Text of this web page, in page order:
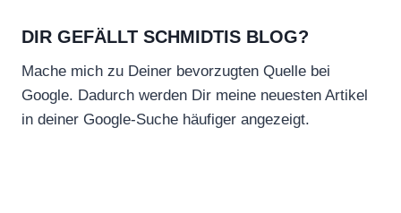
DIR GEFÄLLT SCHMIDTIS BLOG?
Mache mich zu Deiner bevorzugten Quelle bei
Google. Dadurch werden Dir meine neuesten Artikel
in deiner Google-Suche häufiger angezeigt.